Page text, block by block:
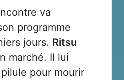
va
programme
jours. Ritsu
marché. Il lui
pour mourir